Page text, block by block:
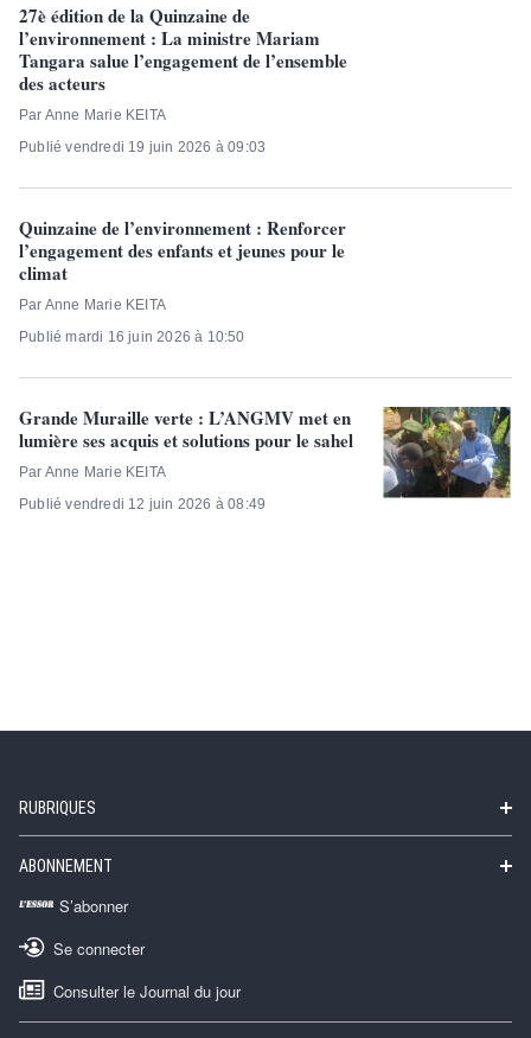
27è édition de la Quinzaine de
l’environnement : La ministre Mariam
Tangara salue l’engagement de l’ensemble
des acteurs
Par Anne Marie KEITA
Publié vendredi 19 juin 2026 à 09:03
Quinzaine de l’environnement : Renforcer
l’engagement des enfants et jeunes pour le
climat
Par Anne Marie KEITA
Publié mardi 16 juin 2026 à 10:50
Grande Muraille verte : L’ANGMV met en
lumière ses acquis et solutions pour le sahel
Par Anne Marie KEITA
Publié vendredi 12 juin 2026 à 08:49
RUBRIQUES
ABONNEMENT
S’abonner
Se connecter
Consulter le Journal du jour